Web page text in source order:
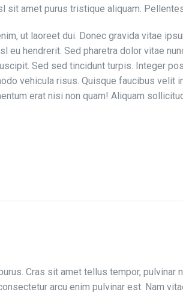
sit amet purus tristique aliquam.
ut laoreet dui. Donec gravida vitae
eu hendrerit. Sed pharetra dolor vitae
Sed sed tincidunt turpis. Integer
vehicula risus. Quisque faucibus velit
erat nisi non quam! Aliquam
Cras sit amet tellus tempor, pulvinar
arcu enim pulvinar est. Nam